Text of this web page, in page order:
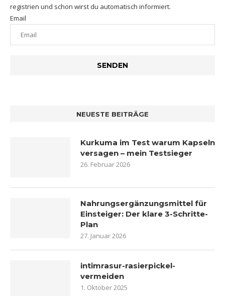
registrien und schon wirst du automatisch informiert.
Email
NEUESTE BEITRÄGE
Kurkuma im Test warum Kapseln
versagen – mein Testsieger
26. Februar 2026
Nahrungsergänzungsmittel für
Einsteiger: Der klare 3-Schritte-
Plan
27. Januar 2026
intimrasur-rasierpickel-
vermeiden
1. Oktober 2025